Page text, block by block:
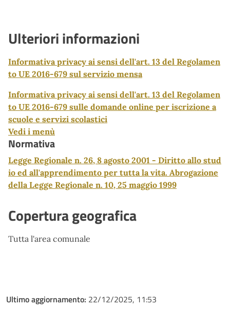
Ulteriori informazioni
Informativa privacy ai sensi dell'art. 13 del Regolamen
to UE 2016-679 sul servizio mensa
Informativa privacy ai sensi dell'art. 13 del Regolamen
to UE 2016-679 sulle domande online per iscrizione a
scuole e servizi scolastici
Vedi i menù
Normativa
Legge Regionale n. 26, 8 agosto 2001 - Diritto allo stud
io ed all'apprendimento per tutta la vita. Abrogazione
della Legge Regionale n. 10, 25 maggio 1999
Copertura geografica
Tutta l'area comunale
Ultimo aggiornamento: 22/12/2025, 11:53